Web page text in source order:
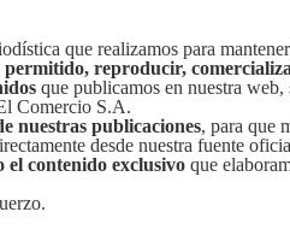
que realizamos para
permitido, reproducir,
que publicamos en nuestra web,
Comercio S.A.
nuestras publicaciones, para que
desde nuestra fuente
contenido exclusivo que